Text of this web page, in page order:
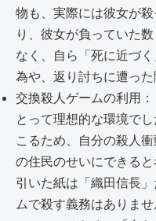
物も、実際には彼女が
り、彼女が負っていた
なく、自ら「死に近づ
為や、返り討ちに遭った
交換殺人ゲームの利用
とって理想的な環境で
こるため、自分の殺人
の住民のせいにできる
引いた紙は「織田信長
ムで殺す義務はありま